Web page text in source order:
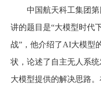
中国航天科工集团第
讲的题目是“大模型时代
战”，他介绍了AI大模型
状，论述了自主无人系
大模型提供的解决思路